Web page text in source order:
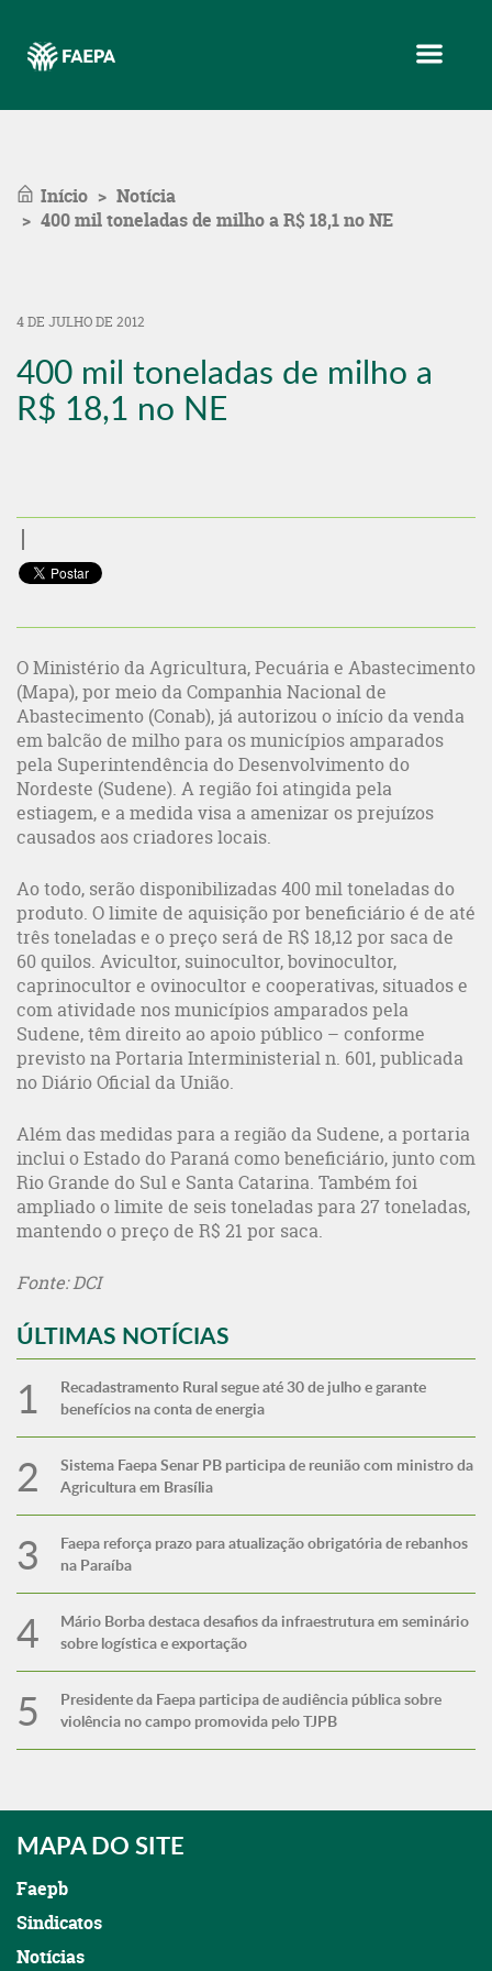
Início
Notícia
400 mil toneladas de milho a R$ 18,1 no NE
4 DE JULHO DE 2012
400 mil toneladas de milho a
R$ 18,1 no NE
O Ministério da Agricultura, Pecuária e Abastecimento
(Mapa), por meio da Companhia Nacional de
Abastecimento (Conab), já autorizou o início da venda
em balcão de milho para os municípios amparados
pela Superintendência do Desenvolvimento do
Nordeste (Sudene). A região foi atingida pela
estiagem, e a medida visa a amenizar os prejuízos
causados aos criadores locais.
Ao todo, serão disponibilizadas 400 mil toneladas do
produto. O limite de aquisição por beneficiário é de até
três toneladas e o preço será de R$ 18,12 por saca de
60 quilos. Avicultor, suinocultor, bovinocultor,
caprinocultor e ovinocultor e cooperativas, situados e
com atividade nos municípios amparados pela
Sudene, têm direito ao apoio público – conforme
previsto na Portaria Interministerial n. 601, publicada
no Diário Oficial da União.
Além das medidas para a região da Sudene, a portaria
inclui o Estado do Paraná como beneficiário, junto com
Rio Grande do Sul e Santa Catarina. Também foi
ampliado o limite de seis toneladas para 27 toneladas,
mantendo o preço de R$ 21 por saca.
Fonte: DCI
ÚLTIMAS NOTÍCIAS
Recadastramento Rural segue até 30 de julho e garante
benefícios na conta de energia
Sistema Faepa Senar PB participa de reunião com ministro da
Agricultura em Brasília
Faepa reforça prazo para atualização obrigatória de rebanhos
na Paraíba
Mário Borba destaca desafios da infraestrutura em seminário
sobre logística e exportação
Presidente da Faepa participa de audiência pública sobre
violência no campo promovida pelo TJPB
MAPA DO SITE
Faepb
Sindicatos
Notícias